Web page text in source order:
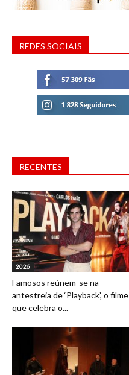
REDES SOCIAIS
RECENTES
2026
Famosos reúnem-se na
antestreia de ‘Playback’, o filme
que celebra o...